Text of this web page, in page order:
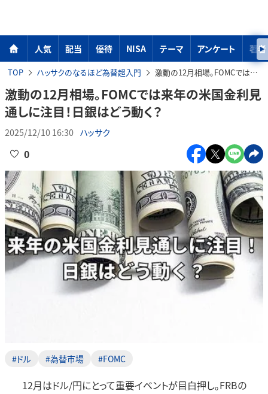
人気 配当 優待 NISA テーマ アンケート 著者
TOP ハッサクのなるほど為替超入門 激動の12月相場。FOMCでは来年の米国金利見通しに注目！日銀はどう動く？
激動の12月相場。FOMCでは来年の米国金利見
通しに注目！日銀はどう動く？
2025/12/10 16:30 ハッサク
0
#ドル #為替市場 #FOMC
12月はドル/円にとって重要イベントが目白押し。FRBの